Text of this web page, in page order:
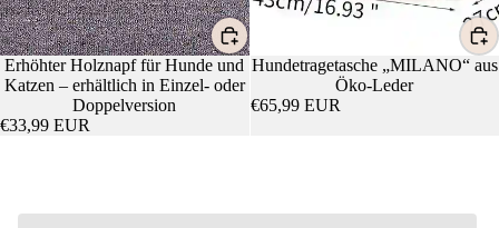
Erhöhter Holznapf für Hunde und
Katzen – erhältlich in Einzel- oder
Doppelversion
€33,99 EUR
Hundetragetasche „MILANO“ aus
Öko-Leder
€65,99 EUR